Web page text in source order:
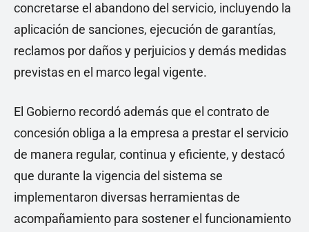
concretarse el abandono del servicio, incluyendo la
aplicación de sanciones, ejecución de garantías,
reclamos por daños y perjuicios y demás medidas
previstas en el marco legal vigente.
El Gobierno recordó además que el contrato de
concesión obliga a la empresa a prestar el servicio
de manera regular, continua y eficiente, y destacó
que durante la vigencia del sistema se
implementaron diversas herramientas de
acompañamiento para sostener el funcionamiento